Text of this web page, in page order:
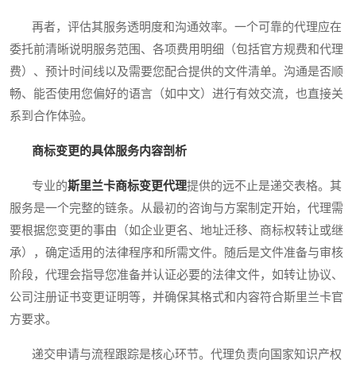
再者，评估其服务透明度和沟通效率。一个可靠的代理应在
委托前清晰说明服务范围、各项费用明细（包括官方规费和代理
费）、预计时间线以及需要您配合提供的文件清单。沟通是否顺
畅、能否使用您偏好的语言（如中文）进行有效交流，也直接关
系到合作体验。
商标变更的具体服务内容剖析
专业的斯里兰卡商标变更代理提供的远不止是递交表格。其
服务是一个完整的链条。从最初的咨询与方案制定开始，代理需
要根据您变更的事由（如企业更名、地址迁移、商标权转让或继
承），确定适用的法律程序和所需文件。随后是文件准备与审核
阶段，代理会指导您准备并认证必要的法律文件，如转让协议、
公司注册证书变更证明等，并确保其格式和内容符合斯里兰卡官
方要求。
递交申请与流程跟踪是核心环节。代理负责向国家知识产权